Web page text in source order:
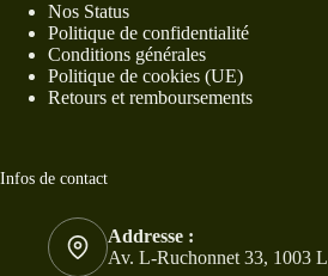
Nos Status
Politique de confidentialité
Conditions générales
Politique de cookies (UE)
Retours et remboursements
Infos de contact
Addresse :
Av. L-Ruchonnet 33, 1003